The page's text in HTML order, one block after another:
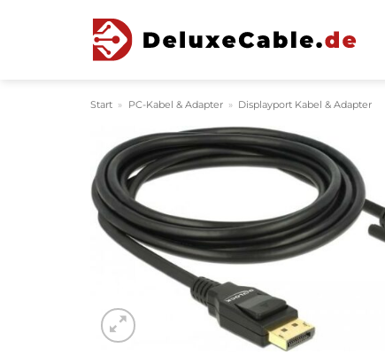
Start » PC-Kabel & Adapter » Displayport Kabel & Adapter